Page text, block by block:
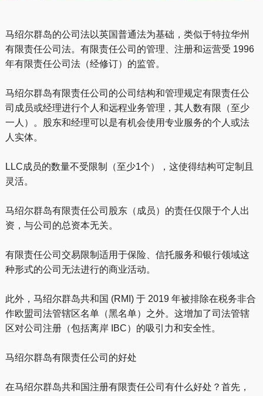
马绍尔群岛的公司法以英国普通法为基础，类似于特拉华州
有限责任公司法。有限责任公司的管理、注册和运营受 1996
年有限责任公司法（经修订）的监管。
马绍尔群岛有限责任公司的公司结构和管理规定有限责任公
司成员或经理进行个人和远程业务管理，其人数有限（至少
一人）。股东和经理可以是有机会使用专业服务的个人或法
人实体。
LLC成员的数量不受限制（至少1个），这使得结构可定制且
灵活。
马绍尔群岛有限责任公司股东（成员）的责任仅限于个人出
资，与公司的总资本无关。
有限责任公司交易限制适用于保险、信托服务和银行领域这
种形式的公司无法进行的商业活动。
此外，马绍尔群岛共和国 (RMI) 于 2019 年被排除在税务非合
作欧盟司法管辖区名单（黑名单）之外。这增加了司法管辖
区对公司注册（包括离岸 IBC）的吸引力和安全性。
马绍尔群岛有限责任公司的好处
在马绍尔群岛共和国注册有限责任公司有什么好处？首先，